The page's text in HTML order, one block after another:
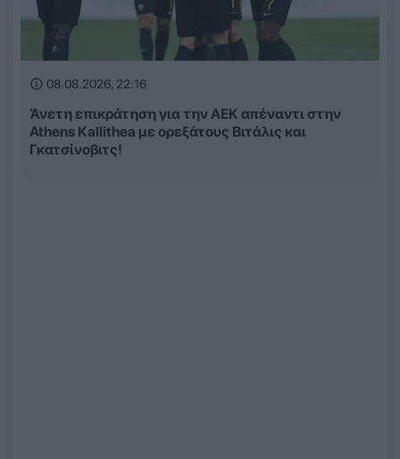
08.08.2026, 22:16
Άνετη επικράτηση για την ΑΕΚ απέναντι στην
Athens Kallithea με ορεξάτους Βιτάλις και
Γκατσίνοβιτς!